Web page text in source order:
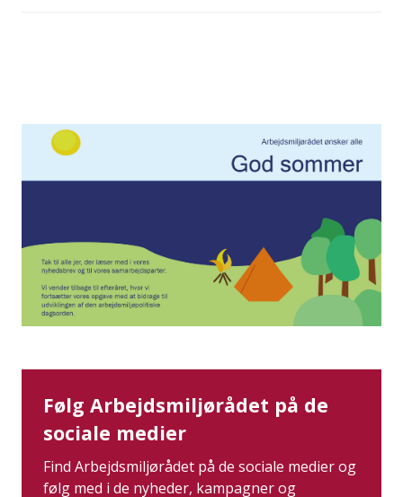
Følg Arbejdsmiljørådet på de
sociale medier
Find Arbejdsmiljørådet på de sociale medier og
følg med i de nyheder, kampagner og